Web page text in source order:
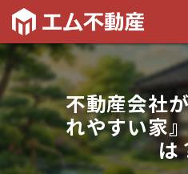
不動産会社
れやすい家
は